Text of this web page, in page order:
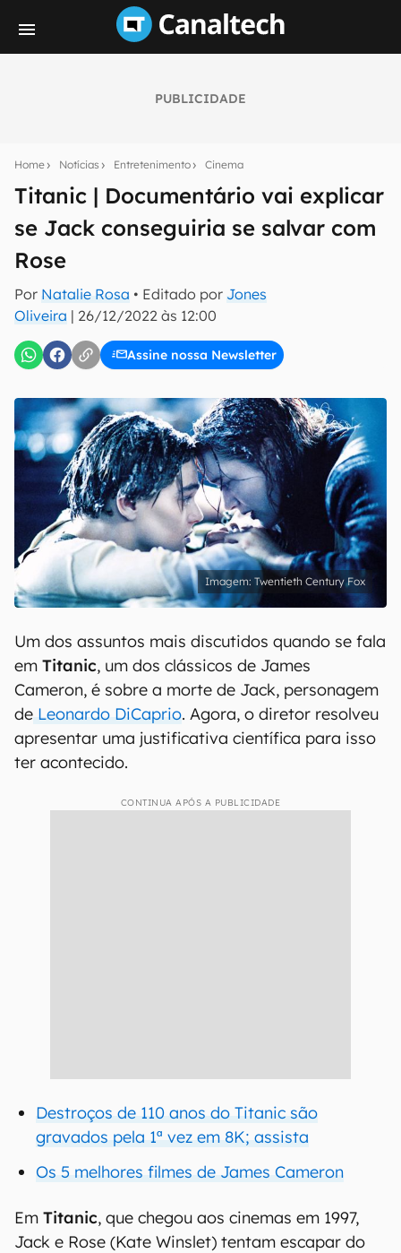
PUBLICIDADE
Home Notícias Entretenimento Cinema
Titanic | Documentário vai explicar
se Jack conseguiria se salvar com
Rose
Por Natalie Rosa • Editado por Jones
Oliveira | 26/12/2022 às 12:00
Assine nossa Newsletter
notícias e reviews sobre tecnologia em primeira
mão.
E-mail
inscreva-se
Confirmo que li, aceito e concordo com os Termos de
Uso e Política de Privacidade do Canaltech.
Twentieth Century Fox
Um dos assuntos mais discutidos quando se fala
em Titanic, um dos clássicos de James
Cameron, é sobre a morte de Jack, personagem
de Leonardo DiCaprio. Agora, o diretor resolveu
apresentar uma justificativa científica para isso
ter acontecido.
CONTINUA APÓS A PUBLICIDADE
Destroços de 110 anos do Titanic são
gravados pela 1ª vez em 8K; assista
Os 5 melhores filmes de James Cameron
Em Titanic, que chegou aos cinemas em 1997,
Jack e Rose (Kate Winslet) tentam escapar do